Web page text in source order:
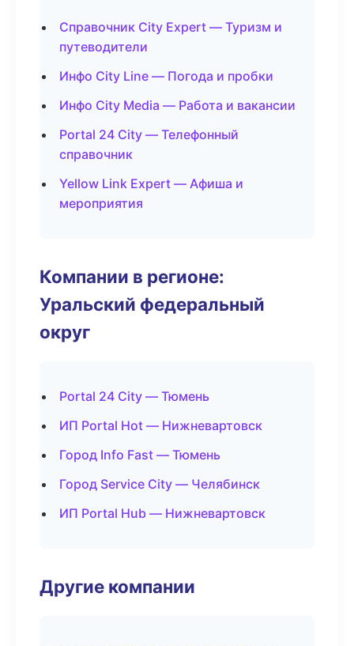
Справочник City Expert — Туризм и
путеводители
Инфо City Line — Погода и пробки
Инфо City Media — Работа и вакансии
Portal 24 City — Телефонный
справочник
Yellow Link Expert — Афиша и
мероприятия
Компании в регионе:
Уральский федеральный
округ
Portal 24 City — Тюмень
ИП Portal Hot — Нижневартовск
Город Info Fast — Тюмень
Город Service City — Челябинск
ИП Portal Hub — Нижневартовск
Другие компании